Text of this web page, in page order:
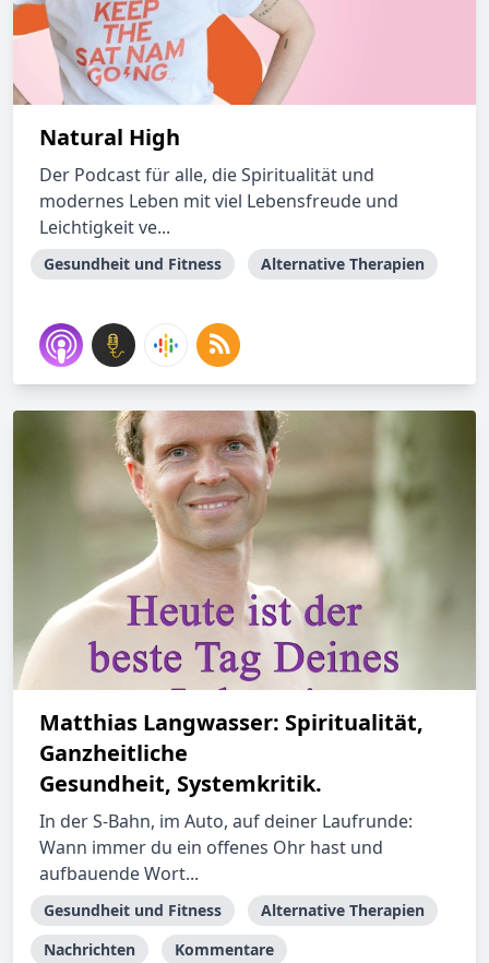
Natural High
Der Podcast für alle, die Spiritualität und
modernes Leben mit viel Lebensfreude und
Leichtigkeit ve...
Gesundheit und Fitness Alternative Therapien
Matthias Langwasser: Spiritualität,
Ganzheitliche
Gesundheit, Systemkritik.
In der S-Bahn, im Auto, auf deiner Laufrunde:
Wann immer du ein offenes Ohr hast und
aufbauende Wort...
Gesundheit und Fitness
Alternative Therapien
Nachrichten
Kommentare